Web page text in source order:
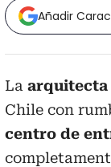
Añadir
La arquitecta
Chile con
centro de